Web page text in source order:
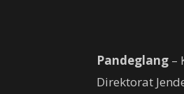
Pandeglang –
Direktorat